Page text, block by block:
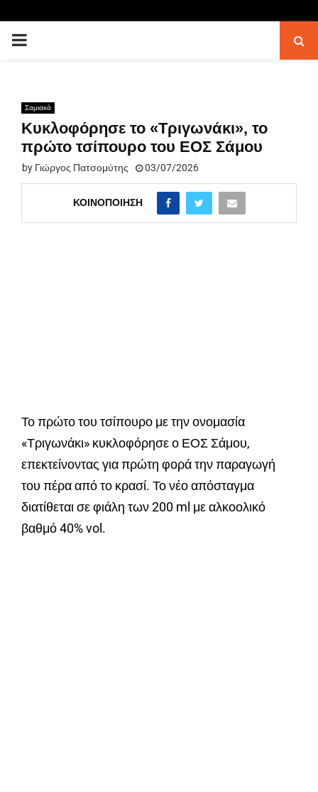
PRIMARY
Σαμιακά
Κυκλοφόρησε το «Τριγωνάκι», το
πρώτο τσίπουρο του ΕΟΣ Σάμου
by Γιώργος Πατσομύτης 03/07/2026
ΚΟΙΝΟΠΟΊΗΣΗ
Το πρώτο του τσίπουρο με την ονομασία
«Τριγωνάκι» κυκλοφόρησε ο ΕΟΣ Σάμου,
επεκτείνοντας για πρώτη φορά την παραγωγή
του πέρα από το κρασί. Το νέο απόσταγμα
διατίθεται σε φιάλη των 200 ml με αλκοολικό
βαθμό 40% vol.